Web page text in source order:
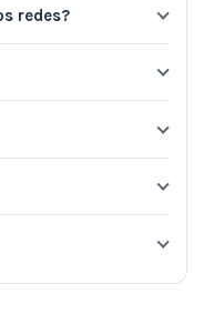
redes?